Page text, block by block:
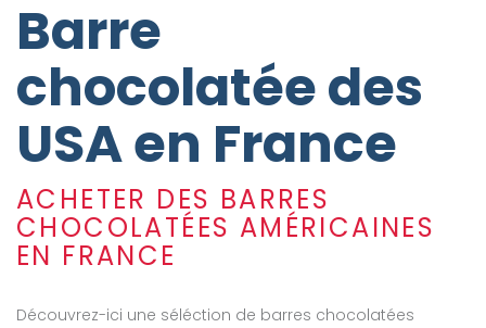
Barre
chocolatée des
USA en France
ACHETER DES BARRES
CHOCOLATÉES AMÉRICAINES
EN FRANCE
Découvrez-ici une séléction de barres chocolatées